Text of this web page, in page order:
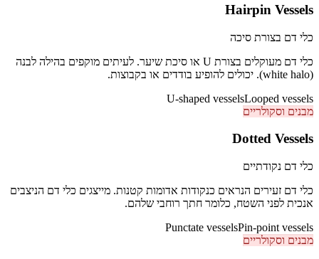
Hairpin Vessels
כלי דם בצורת סיכה
כלי דם מעוקלים בצורת U או סיכת שיער. לעיתים מוקפים בהילה לבנה
(white halo). יכולים להופיע בודדים או בקבוצות.
Looped vessels
U-shaped vessels
מבנים וסקולריים
Dotted Vessels
כלי דם נקודתיים
כלי דם זעירים הנראים כנקודות אדומות קטנות. מייצגים כלי דם הניצבים
אנכית לפני השטח, כלומר חתך רוחבי שלהם.
Pin-point vessels
Punctate vessels
מבנים וסקולריים